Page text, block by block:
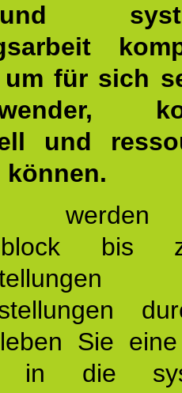
um für sich
und
können.
bis
Sie
in die